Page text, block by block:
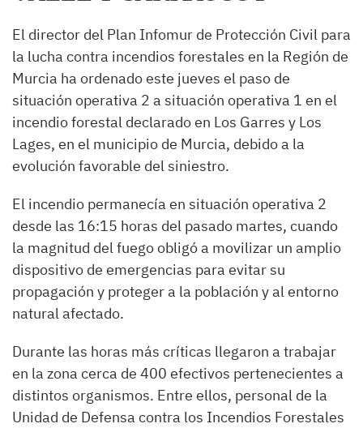
El director del Plan Infomur de Protección Civil para
la lucha contra incendios forestales en la Región de
Murcia ha ordenado este jueves el paso de
situación operativa 2 a situación operativa 1 en el
incendio forestal declarado en Los Garres y Los
Lages, en el municipio de Murcia, debido a la
evolución favorable del siniestro.
El incendio permanecía en situación operativa 2
desde las 16:15 horas del pasado martes, cuando
la magnitud del fuego obligó a movilizar un amplio
dispositivo de emergencias para evitar su
propagación y proteger a la población y al entorno
natural afectado.
Durante las horas más críticas llegaron a trabajar
en la zona cerca de 400 efectivos pertenecientes a
distintos organismos. Entre ellos, personal de la
Unidad de Defensa contra los Incendios Forestales